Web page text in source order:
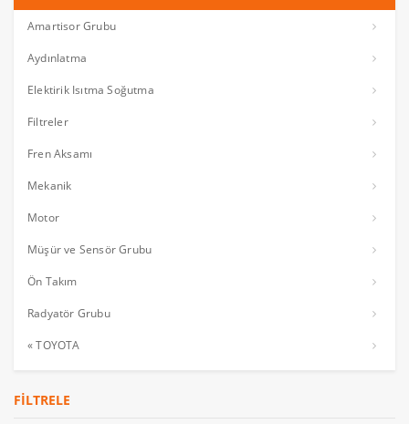
Amartisor Grubu
Aydınlatma
Elektirik Isıtma Soğutma
Filtreler
Fren Aksamı
Mekanik
Motor
Müşür ve Sensör Grubu
Ön Takım
Radyatör Grubu
« TOYOTA
FILTRELE